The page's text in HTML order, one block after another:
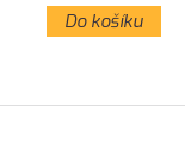
Do košíku